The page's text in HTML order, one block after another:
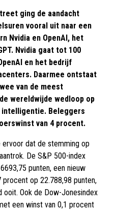
ging de aandacht
vooral uit naar een
Nvidia en OpenAI, het
Nvidia gaat tot 100
en het bedrijf
Daarmee ontstaat
van de meest
wereldwijde wedloop op
intelligentie. Beleggers
van 4 procent.
dat de stemming op
De S&P 500-index
punten, een nieuw
op 22.788,98 punten,
ooit. Ook de Dow-Jonesindex
een winst van 0,1 procent